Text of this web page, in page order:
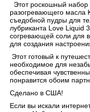
Этот роскошный
разогревающего масла
съедобной пудры для
лубриканта Love Liquid
согревающей соли для
для создания
Этот готовый к
необходимое для
обеспечивая
понравится обоим
Сделано в США!
Если вы искали